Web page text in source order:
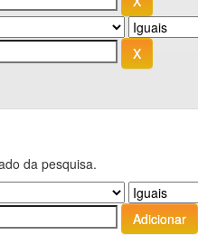
da pesquisa.